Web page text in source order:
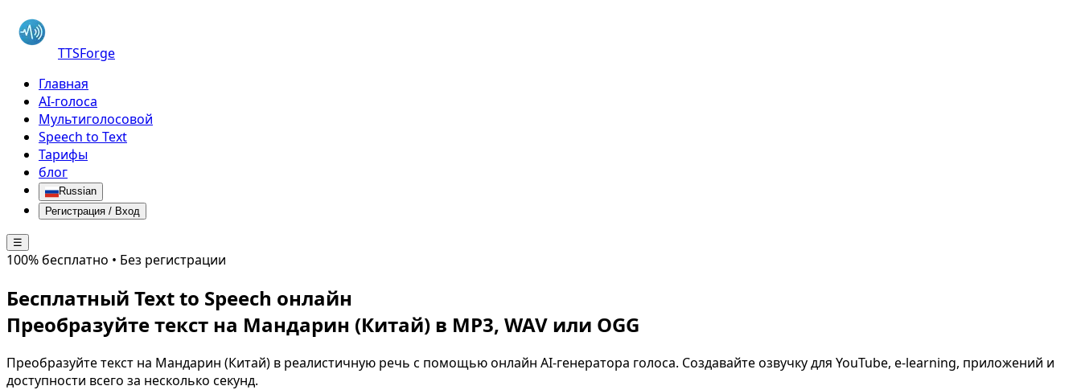
TTSForge
Главная
AI-голоса
Мультиголосовой
Speech to Text
Тарифы
блог
Russian
Регистрация / Вход
☰
100% бесплатно • Без регистрации
Бесплатный Text to Speech онлайн
Преобразуйте текст на Мандарин (Китай) в MP3, WAV или OGG
Преобразуйте текст на Мандарин (Китай) в реалистичную речь с помощью онлайн AI-генератора голоса. Создавайте озвучку для YouTube, e-learning, приложений и
доступности всего за несколько секунд.